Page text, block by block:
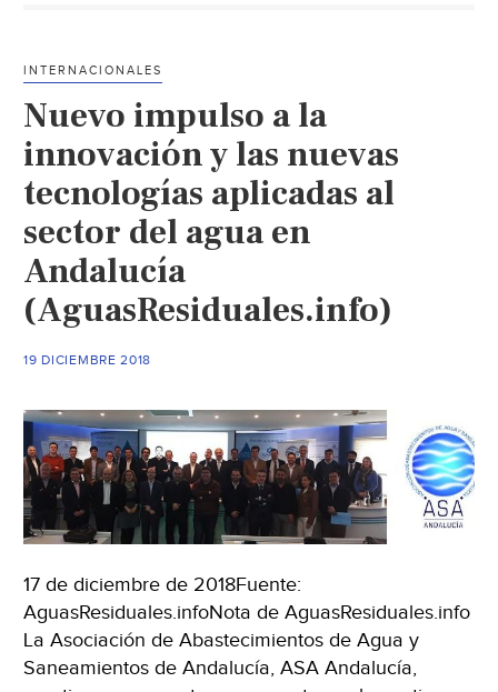
del
agua
para
desarrollar
ciudades
y
entornos
más
sostenibles
INTERNACIONALES
Nuevo impulso a la
innovación y las nuevas
tecnologías aplicadas al
sector del agua en
Andalucía
(AguasResiduales.info)
19 DICIEMBRE 2018
17 de diciembre de 2018Fuente:
AguasResiduales.infoNota de AguasResiduales.info
La Asociación de Abastecimientos de Agua y
Saneamientos de Andalucía, ASA Andalucía,